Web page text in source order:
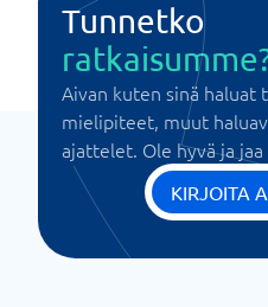
Tunnetko
Aivan kuten sinä haluat
mielipiteet, muut
ajattelet. Ole hyvä ja
KIRJOITA